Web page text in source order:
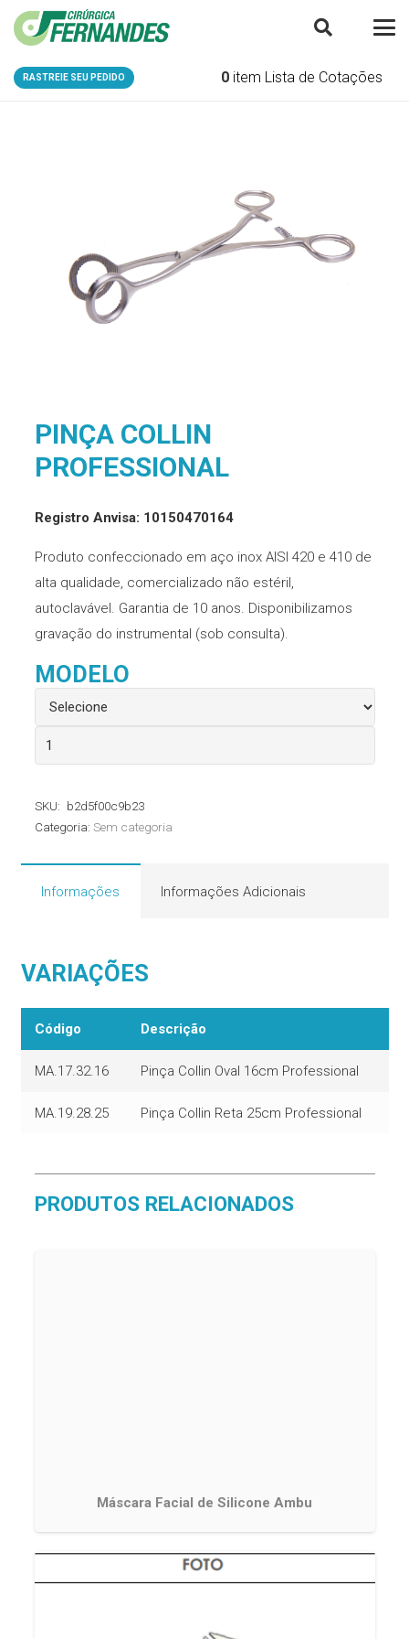
RASTREIE SEU PEDIDO 0 item Lista de Cotações
PINÇA COLLIN
PROFESSIONAL
Registro Anvisa: 10150470164
Produto confeccionado em aço inox AISI 420 e 410 de
alta qualidade, comercializado não estéril,
autoclavável. Garantia de 10 anos. Disponibilizamos
gravação do instrumental (sob consulta).
MODELO
Pinça
Collin
quantidade
SKU: b2d5f00c9b23
Categoria: Sem categoria
Informações Informações Adicionais
VARIAÇÕES
Código Descrição
MA.17.32.16 Pinça Collin Oval 16cm Professional
MA.19.28.25 Pinça Collin Reta 25cm Professional
PRODUTOS RELACIONADOS
Máscara Facial de Silicone Ambu